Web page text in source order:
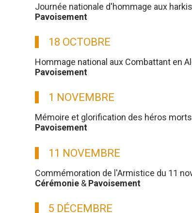
Journée nationale d'hommage aux
Pavoisement
18 OCTOBRE
Hommage national aux Combattant en
Pavoisement
1 NOVEMBRE
Mémoire et glorification des héros
Pavoisement
11 NOVEMBRE
Commémoration de l'Armistice du 11
Cérémonie & Pavoisement
5 DÉCEMBRE